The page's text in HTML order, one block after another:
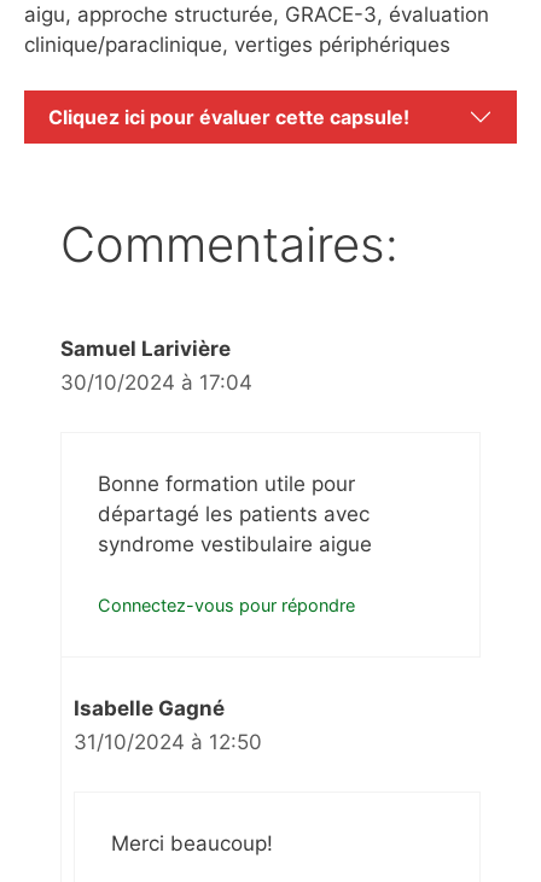
aigu, approche structurée, GRACE-3, évaluation
clinique/paraclinique, vertiges périphériques
Cliquez ici pour évaluer cette capsule!
Commentaires:
Samuel Larivière
30/10/2024 à 17:04
Bonne formation utile pour
départagé les patients avec
syndrome vestibulaire aigue
Connectez-vous pour répondre
Isabelle Gagné
31/10/2024 à 12:50
Merci beaucoup!